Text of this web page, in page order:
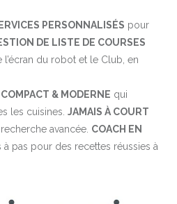
PERSONNALISÉS pour
DE LISTE DE COURSES
l’écran du robot et le Club, en
& MODERNE qui
les cuisines. JAMAIS À COURT
avancée. COACH EN
à pas pour des recettes réussies à